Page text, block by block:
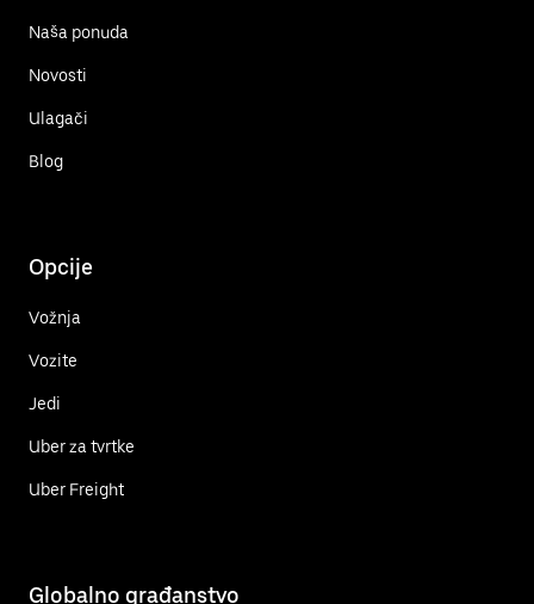
Naša ponuda
Novosti
Ulagači
Blog
Opcije
Vožnja
Vozite
Jedi
Uber za tvrtke
Uber Freight
Globalno građanstvo